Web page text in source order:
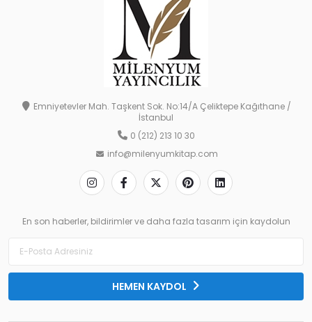
Emniyetevler Mah. Taşkent Sok. No:14/A Çeliktepe Kağıthane /
İstanbul
0 (212) 213 10 30
info@milenyumkitap.com
En son haberler, bildirimler ve daha fazla tasarım için kaydolun
HEMEN KAYDOL